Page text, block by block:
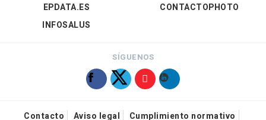
EPDATA.ES
INFOSALUS
CONTACTOPHOTO
SÍGUENOS
Contacto Aviso legal Cumplimiento normativo